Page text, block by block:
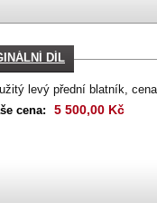
DÍL
levý přední blatník,
cena:
5 500,00 Kč